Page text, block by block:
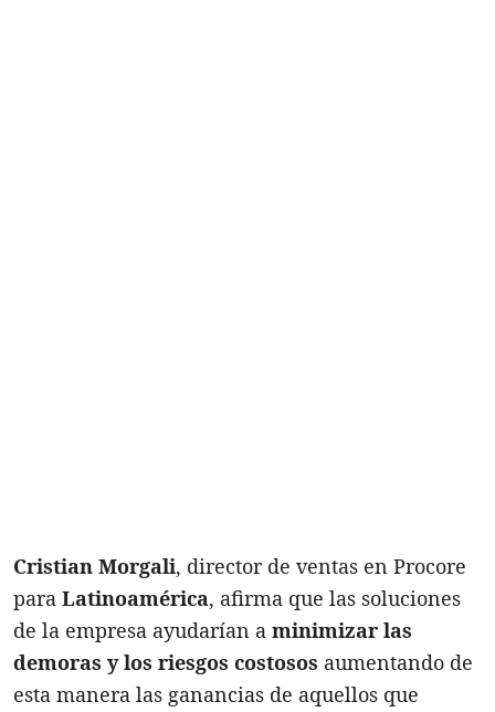
Cristian Morgali, director de ventas en Procore
para Latinoamérica, afirma que las soluciones
de la empresa ayudarían a minimizar las
demoras y los riesgos costosos aumentando de
esta manera las ganancias de aquellos que